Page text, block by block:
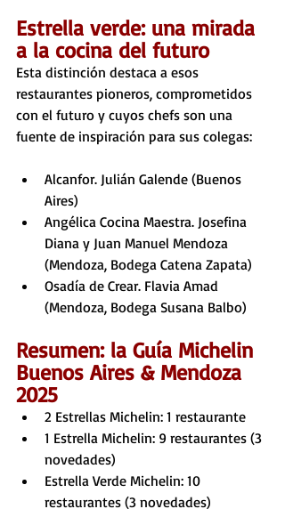
Estrella verde: una mirada
a la cocina del futuro
Esta distinción destaca a esos
restaurantes pioneros, comprometidos
con el futuro y cuyos chefs son una
fuente de inspiración para sus colegas:
Alcanfor. Julián Galende (Buenos
Aires)
Angélica Cocina Maestra. Josefina
Diana y Juan Manuel Mendoza
(Mendoza, Bodega Catena Zapata)
Osadía de Crear. Flavia Amad
(Mendoza, Bodega Susana Balbo)
Resumen: la Guía Michelin
Buenos Aires & Mendoza
2025
2 Estrellas Michelin: 1 restaurante
1 Estrella Michelin: 9 restaurantes (3
novedades)
Estrella Verde Michelin: 10
restaurantes (3 novedades)